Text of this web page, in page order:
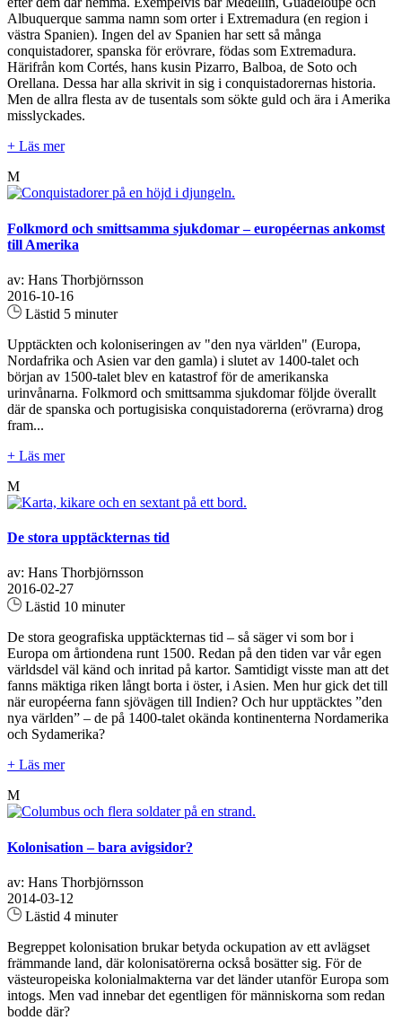
Albuquerque samma namn som orter i Extremadura (en region i
västra Spanien). Ingen del av Spanien har sett så många
conquistadorer, spanska för erövrare, födas som Extremadura.
Härifrån kom Cortés, hans kusin Pizarro, Balboa, de Soto och
Orellana. Dessa har alla skrivit in sig i conquistadorernas historia.
Men de allra flesta av de tusentals som sökte guld och ära i Amerika
misslyckades.
+ Läs mer
M
Folkmord och smittsamma sjukdomar – européernas ankomst
till Amerika
av: Hans Thorbjörnsson
2016-10-16
Lästid 5 minuter
Upptäckten och koloniseringen av "den nya världen" (Europa,
Nordafrika och Asien var den gamla) i slutet av 1400-talet och
början av 1500-talet blev en katastrof för de amerikanska
urinvånarna. Folkmord och smittsamma sjukdomar följde överallt
där de spanska och portugisiska conquistadorerna (erövrarna) drog
fram...
+ Läs mer
M
De stora upptäckternas tid
av: Hans Thorbjörnsson
2016-02-27
Lästid 10 minuter
De stora geografiska upptäckternas tid – så säger vi som bor i
Europa om årtiondena runt 1500. Redan på den tiden var vår egen
världsdel väl känd och inritad på kartor. Samtidigt visste man att det
fanns mäktiga riken långt borta i öster, i Asien. Men hur gick det till
när européerna fann sjövägen till Indien? Och hur upptäcktes ”den
nya världen” – de på 1400-talet okända kontinenterna Nordamerika
och Sydamerika?
+ Läs mer
M
Kolonisation – bara avigsidor?
av: Hans Thorbjörnsson
2014-03-12
Lästid 4 minuter
Begreppet kolonisation brukar betyda ockupation av ett avlägset
främmande land, där kolonisatörerna också bosätter sig. För de
västeuropeiska kolonialmakterna var det länder utanför Europa som
intogs. Men vad innebar det egentligen för människorna som redan
bodde där?